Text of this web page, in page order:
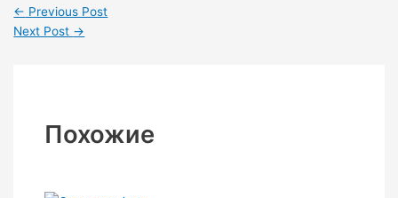
← Previous Post
Next Post →
Похожие